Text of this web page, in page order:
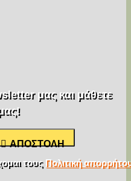
μας και μάθετε
ΑΠΟΣΤΟΛΉ
τους Πολιτική